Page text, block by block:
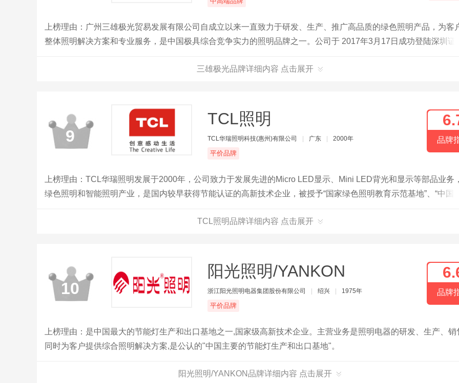
上榜理由：广州三雄极光贸易发展有限公司自成立以来一直致力于研发、生产、推广高品质的绿色照明产品，为客
整体照明解决方案和专业服务，是中国极具综合竞争实力的照明品牌之一。公司于 2017年3月17日成功登陆深圳证
三雄极光品牌详细内容 点击展开
9
TCL照明
TCL华瑞照明科技(惠州)有限公司 广东 2000年
平价品牌
品牌
上榜理由：TCL华瑞照明发展于2000年，公司致力于发展先进的Micro LED显示、Mini LED背光和显示等部品业务
绿色照明和智能照明产业，是国内较早获得节能认证的高新技术企业，被授予“国家绿色照明教育示范基地”、“中国
TCL照明品牌详细内容 点击展开
10
阳光照明/YANKON
浙江阳光照明电器集团股份有限公司 绍兴 1975年
平价品牌
品牌
上榜理由：是中国最大的节能灯生产和出口基地之一,国家级高新技术企业。主营业务是照明电器的研发、生产、销
同时为客户提供综合照明解决方案,是公认的"中国主要的节能灯生产和出口基地"。
阳光照明/YANKON品牌详细内容 点击展开